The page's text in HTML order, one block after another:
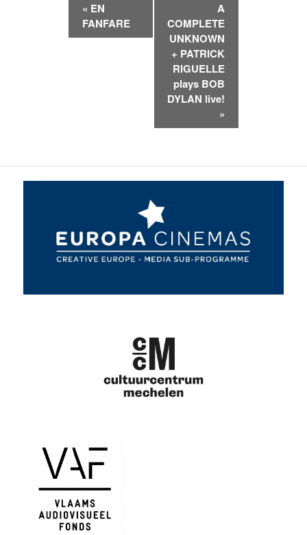
Navigatie
« EN
FANFARE
A
COMPLETE
UNKNOWN
+ PATRICK
RIGUELLE
plays BOB
DYLAN live!
»